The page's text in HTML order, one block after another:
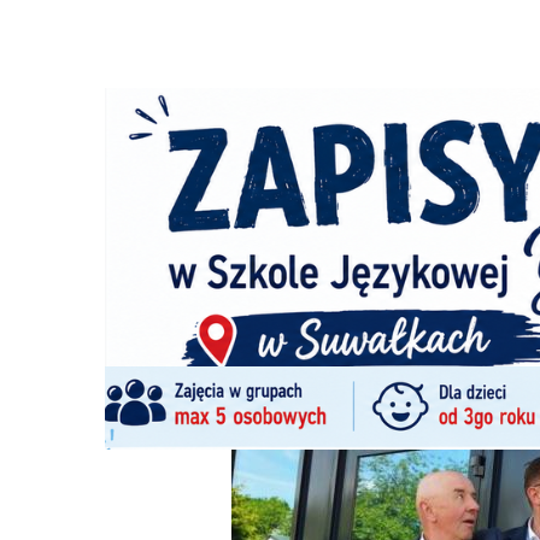
Ścieżka
nawigacyjna
Strona główna
Stefan
Z ŻYCIA MIASTA 25/05/2026 / 20 Komentarzy
Stefan Krajewski otworzył biuro